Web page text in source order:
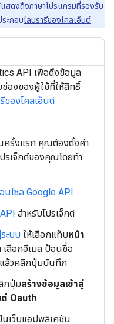
สดงถึงภาษาโปรแกรมที่รองรับ
ะกอบไลบรารีของไคลเอ็นต์
API เพื่อดึงข้อมูล
ช่องของผู้ใช้ที่ให้สิทธิ์
ของไคลเอ็นต์
ครั้งแรก คุณต้องตั้งค่า
รเจ็กต์ของคุณโดยทำ
นโซล Google API
สำหรับโปรเจ็กต์
ะบบ ให้เลือกแท็บหน้า
เลือกอีเมล ป้อนชื่อ
ล้วคลิกปุ่มบันทึก
กปุ่มสร้างข้อมูลเข้าสู่
Oauth
นเว็บแอปพลิเคชัน